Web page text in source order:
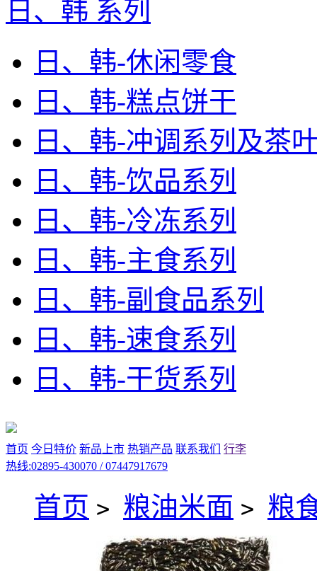
日、韩 系列
日、韩-休闲零食
日、韩-糕点饼干
日、韩-冲调系列及茶
日、韩-饮品系列
日、韩-冷冻系列
日、韩-主食系列
日、韩-副食品系列
日、韩-速食系列
日、韩-干货系列
首页 今日特价 新品上市 热销产品 联系我们
行李
热线:02895-430070 / 07447917679
首页 > 粮油米面 > 粮